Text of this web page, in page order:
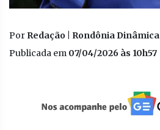
Por Redação | Rondônia Dinâmica
Publicada em 07/04/2026 às 10h57